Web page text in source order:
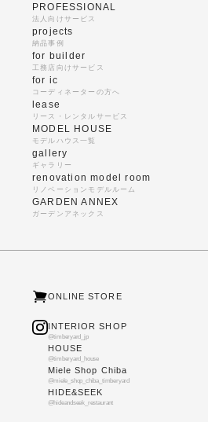
PROFESSIONAL
法人向けサービス
projects
納品事例
for builder
工務店向けサービス
for ic
コーディネーターの方へ
lease
リース・レンタルサービス
MODEL HOUSE
モデルハウス一覧
gallery
ギャラリー
renovation model room
リノベーションモデルルーム
GARDEN ANNEX
ガーデンアネックス
ONLINE STORE
INTERIOR SHOP
@timberyard_jp
HOUSE
@timberyard_house
Miele Shop Chiba
@miele_shop_chiba_timberyard
HIDE&SEEK
@hideandseek_restaurant